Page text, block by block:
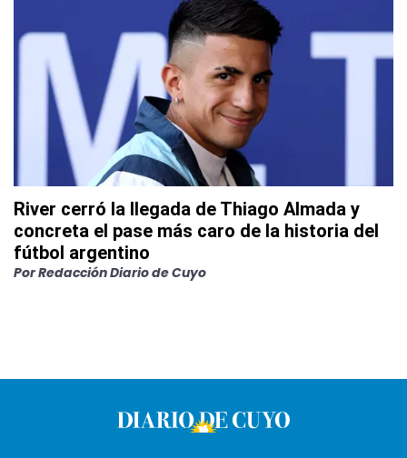
River cerró la llegada de Thiago Almada y
concreta el pase más caro de la historia del
fútbol argentino
PorRedacción Diario de Cuyo